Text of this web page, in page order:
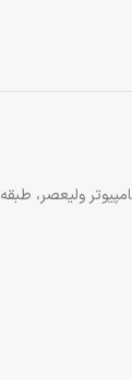
ولیعصر، طبقه